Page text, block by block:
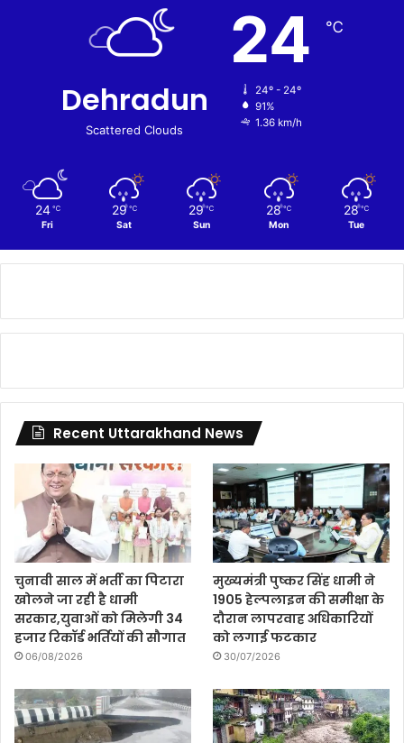
Dehradun
Scattered Clouds
24 ℃
24º - 24º
91%
1.36 km/h
24 ℃
Fri
29 ℃
Sat
29 ℃
Sun
28 ℃
Mon
28 ℃
Tue
Recent Uttarakhand News
चुनावी साल में भर्ती का पिटारा
खोलने जा रही है धामी
सरकार,युवाओं को मिलेगी 34
हजार रिकॉर्ड भर्तियों की सौगात
06/08/2026
मुख्यमंत्री पुष्कर सिंह धामी ने
1905 हेल्पलाइन की समीक्षा के
दौरान लापरवाह अधिकारियों
को लगाई फटकार
30/07/2026